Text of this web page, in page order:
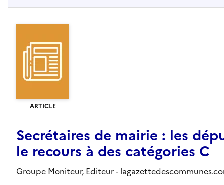
ARTICLE
Secrétaires de mairie : les
le recours à des catégories C
Groupe Moniteur, Editeur-